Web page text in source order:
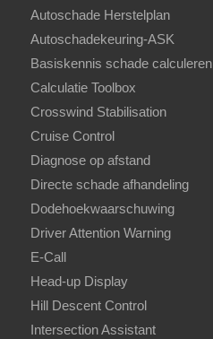
Autoschade Herstelplan
Autoschadekeuring-ASK
Basiskennis schade calculeren
Calculatie Toolbox
Crosswind Stabilisation
Cruise Control
Diagnose op afstand
Directe schade afhandeling
Dodehoekwaarschuwing
Driver Attention Warning
E-Call
Head-up Display
Hill Descent Control
Intersection Assistant